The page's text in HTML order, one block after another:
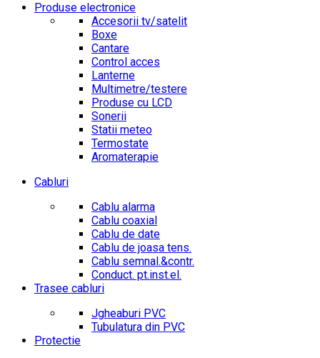
Produse electronice
Accesorii tv/satelit
Boxe
Cantare
Control acces
Lanterne
Multimetre/testere
Produse cu LCD
Sonerii
Statii meteo
Termostate
Aromaterapie
Cabluri
Cablu alarma
Cablu coaxial
Cablu de date
Cablu de joasa tens.
Cablu semnal.&contr.
Conduct. pt.inst.el.
Trasee cabluri
Jgheaburi PVC
Tubulatura din PVC
Protectie